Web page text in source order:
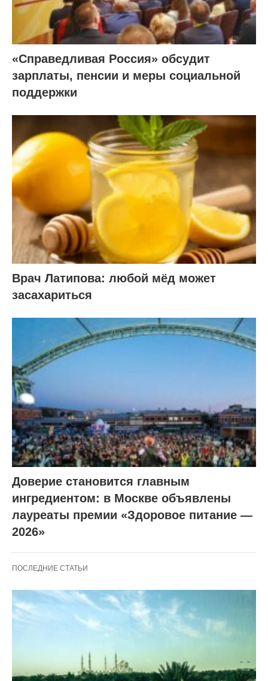
«Справедливая Россия» обсудит
зарплаты, пенсии и меры социальной
поддержки
Врач Латипова: любой мёд может
засахариться
Доверие становится главным
ингредиентом: в Москве объявлены
лауреаты премии «Здоровое питание —
2026»
ПОСЛЕДНИЕ СТАТЬИ